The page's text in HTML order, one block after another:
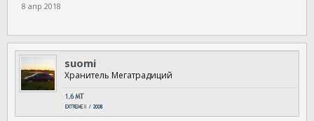
8 апр 2018
suomi
Хранитель Мегатрадиций